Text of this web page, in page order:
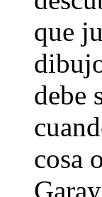
que
debe
cosa